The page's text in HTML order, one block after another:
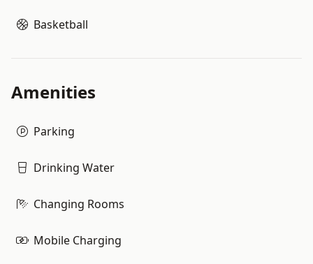
Basketball
Amenities
Parking
Drinking Water
Changing Rooms
Mobile Charging